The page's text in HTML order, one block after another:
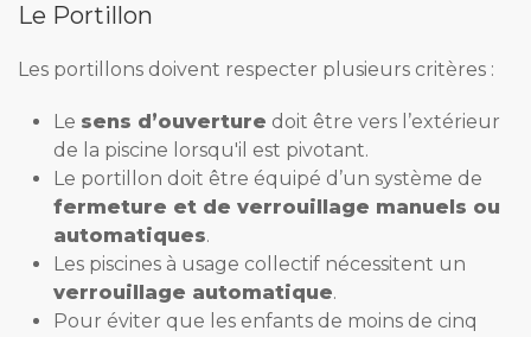
Le Portillon
Les portillons doivent respecter plusieurs critères :
Le sens d’ouverture doit être vers l’extérieur
de la piscine lorsqu'il est pivotant.
Le portillon doit être équipé d’un système de
fermeture et de verrouillage manuels ou
automatiques.
Les piscines à usage collectif nécessitent un
verrouillage automatique.
Pour éviter que les enfants de moins de cinq